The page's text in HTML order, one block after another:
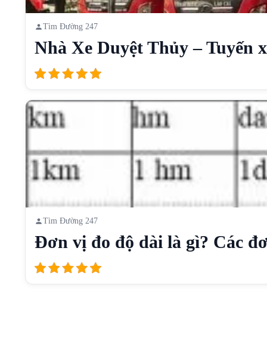
Tìm Đường 247
Nhà Xe Duyệt Thủy – Tuyến
Tìm Đường 247
Đơn vị đo độ dài là gì? Các